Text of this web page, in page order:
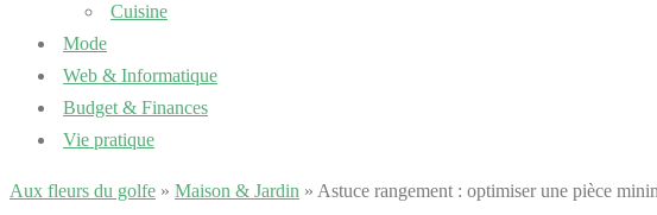
Cuisine
Mode
Web & Informatique
Budget & Finances
Vie pratique
Aux fleurs du golfe » Maison & Jardin » Astuce rangement : optimiser une pièce